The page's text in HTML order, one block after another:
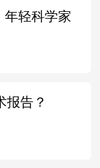
21
轻科学家
报告？